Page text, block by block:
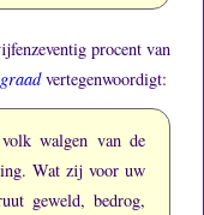
procent van
vertegenwoordigt:
walgen van de
Wat zij voor uw
geweld, bedrog,